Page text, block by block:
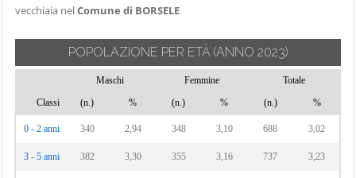
vecchiaia nelComune di BORSELE
POPOLAZIONE PER ETÀ (ANNO 2023)
Maschi Femmine
Totale
Classi
(n.) % (n.) % (n.) %
0 - 2 anni 340 2,94 348 3,10 688 3,02
3 - 5 anni 382 3,30 355 3,16 737 3,23